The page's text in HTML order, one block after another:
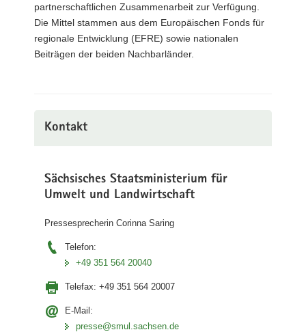
partnerschaftlichen Zusammenarbeit zur Verfügung.
Die Mittel stammen aus dem Europäischen Fonds für
regionale Entwicklung (EFRE) sowie nationalen
Beiträgen der beiden Nachbarländer.
Kontakt
Sächsisches Staatsministerium für
Umwelt und Landwirtschaft
Pressesprecherin Corinna Saring
Telefon:
+49 351 564 20040
Telefax: +49 351 564 20007
E-Mail:
presse@smul.sachsen.de